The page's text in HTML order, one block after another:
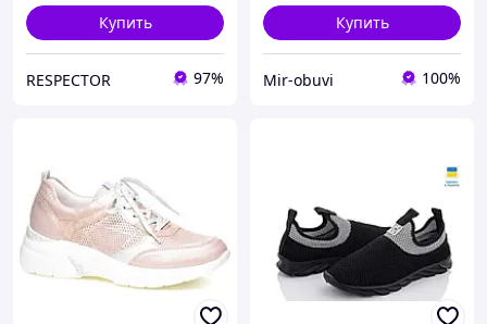
Купить
RESPECTOR 97%
Купить
Mir-obuvi 100%